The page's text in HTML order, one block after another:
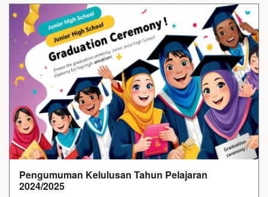
Pengumuman Kelulusan Tahun Pelajaran
2024/2025